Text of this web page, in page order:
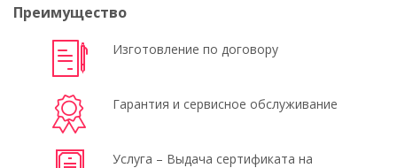
Преимущество
Изготовление по договору
Гарантия и сервисное обслуживание
Услуга – Выдача сертификата на